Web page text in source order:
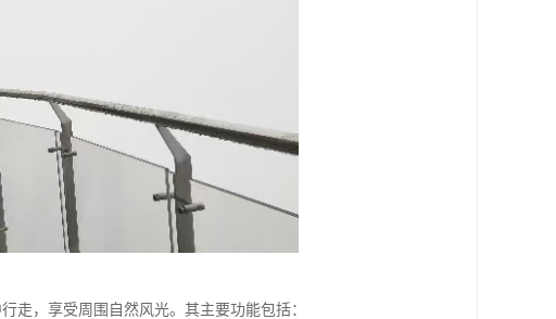
走，享受周围自然风光。其主要功能包括：